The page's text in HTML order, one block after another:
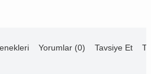
Yorumlar (0) Tavsiye Et